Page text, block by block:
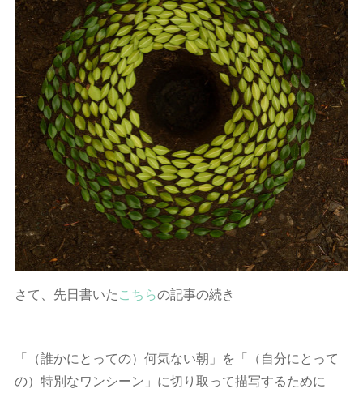
さて、先日書いたこちらの記事の続き
「（誰かにとっての）何気ない朝」を「（自分にとって
の）特別なワンシーン」に切り取って描写するために